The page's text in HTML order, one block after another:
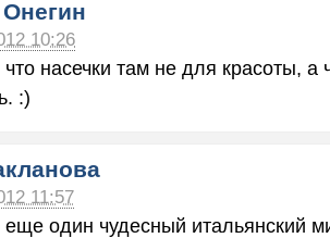
10:26
что насечки там не для красоты, а
:)
11:57
еще один чудесный итальянский